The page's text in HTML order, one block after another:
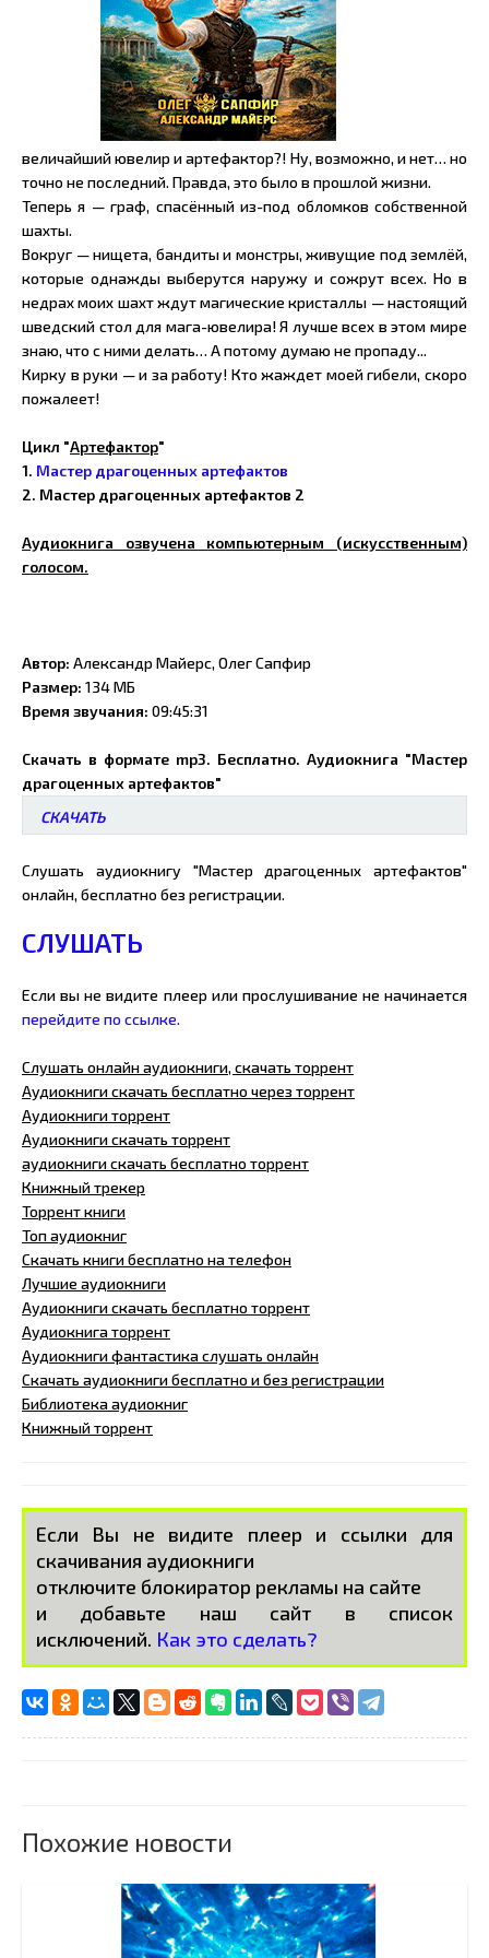
величайший ювелир и артефактор?! Ну, возможно, и нет… но
точно не последний. Правда, это было в прошлой жизни.
Теперь я — граф, спасённый из-под обломков собственной
шахты.
Вокруг — нищета, бандиты и монстры, живущие под землёй,
которые однажды выберутся наружу и сожрут всех. Но в
недрах моих шахт ждут магические кристаллы — настоящий
шведский стол для мага-ювелира! Я лучше всех в этом мире
знаю, что с ними делать… А потому думаю не пропаду...
Кирку в руки — и за работу! Кто жаждет моей гибели, скоро
пожалеет!
Цикл "Артефактор"
1. Мастер драгоценных артефактов
2. Мастер драгоценных артефактов 2
Аудиокнига озвучена компьютерным (искусственным)
голосом.
Автор: Александр Майерс, Олег Сапфир
Размер: 134 МБ
Время звучания: 09:45:31
Скачать в формате mp3. Бесплатно. Аудиокнига "Мастер
драгоценных артефактов"
СКАЧАТЬ
Слушать аудиокнигу "Мастер драгоценных артефактов"
онлайн, бесплатно без регистрации.
СЛУШАТЬ
Если вы не видите плеер или прослушивание не начинается
перейдите по ссылке.
Слушать онлайн аудиокниги, скачать торрент
Аудиокниги скачать бесплатно через торрент
Аудиокниги торрент
Аудиокниги скачать торрент
аудиокниги скачать бесплатно торрент
Книжный трекер
Торрент книги
Топ аудиокниг
Скачать книги бесплатно на телефон
Лучшие аудиокниги
Аудиокниги скачать бесплатно торрент
Аудиокнига торрент
Аудиокниги фантастика слушать онлайн
Скачать аудиокниги бесплатно и без регистрации
Библиотека аудиокниг
Книжный торрент
Если Вы не видите плеер и ссылки для
скачивания аудиокниги
отключите блокиратор рекламы на сайте
и добавьте наш сайт в список
исключений. Как это сделать?
Похожие новости